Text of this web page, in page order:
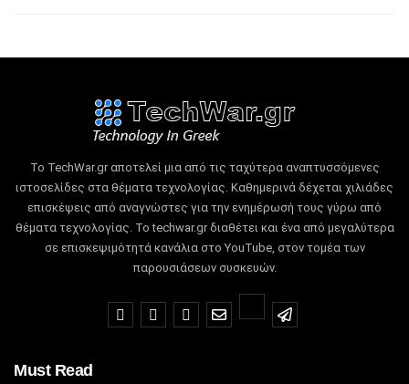
Το TechWar.gr αποτελεί μια από τις ταχύτερα αναπτυσσόμενες
ιστοσελίδες στα θέματα τεχνολογίας. Καθημερινά δέχεται χιλιάδες
επισκέψεις από αναγνώστες για την ενημέρωσή τους γύρω από
θέματα τεχνολογίας. Το techwar.gr διαθέτει και ένα από μεγαλύτερα
σε επισκεψιμότητά κανάλια στο YouTube, στον τομέα των
παρουσιάσεων συσκευών.
Must Read